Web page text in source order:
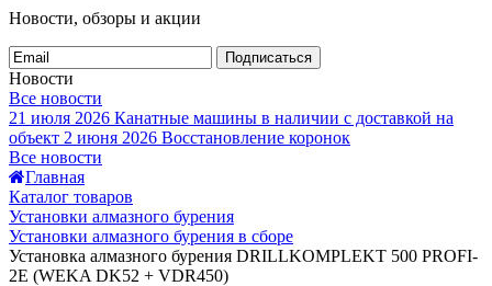
Новости, обзоры и акции
Подписаться
Новости
Все новости
21 июля 2026 Канатные машины в наличии с доставкой на
объект 2 июня 2026 Восстановление коронок
Все новости
Главная
Каталог товаров
Установки алмазного бурения
Установки алмазного бурения в сборе
Установка алмазного бурения DRILLKOMPLEKT 500 PROFI-
2E (WEKA DK52 + VDR450)